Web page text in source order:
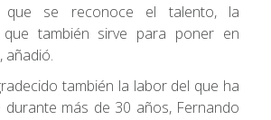
que se reconoce el talento, la
que también sirve para poner en
añadió.
también la labor del que ha
más de 30 años, Fernando